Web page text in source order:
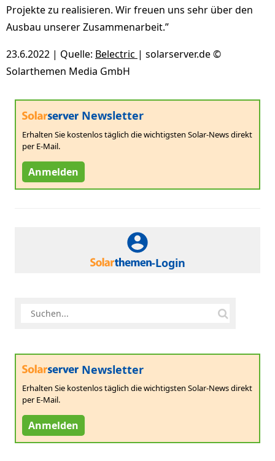
Projekte zu realisieren. Wir freuen uns sehr über den
Ausbau unserer Zusammenarbeit.”
23.6.2022 | Quelle: Belectric | solarserver.de ©
Solarthemen Media GmbH
Newsletter
Erhalten Sie kostenlos täglich die wichtigsten Solar-News direkt
per E-Mail.
Anmelden
-Login
Newsletter
Erhalten Sie kostenlos täglich die wichtigsten Solar-News direkt
per E-Mail.
Anmelden